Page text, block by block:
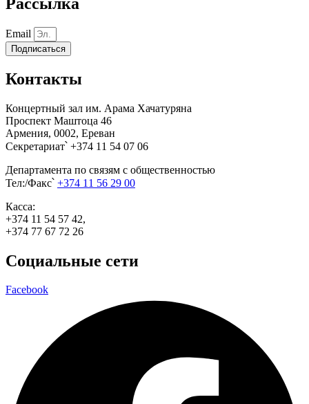
Email
Подписаться
Контакты
Концертный зал им. Арама Хачатуряна
Проспект Маштоца 46
Армения, 0002, Ереван
Секретариат՝ +374 11 54 07 06
Департамента по связям с общественностью
Тел:/Факс՝ +374 11 56 29 00
Касса:
+374 11 54 57 42,
+374 77 67 72 26
Социальные сети
Facebook